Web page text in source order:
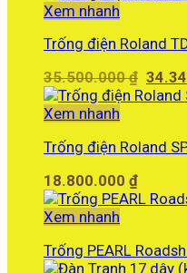
Xem nhanh
Trống điện Roland
35.500.000₫ Giá
gốc
Xem nhanh
Trống điện Roland
18.800.000 ₫
Xem nhanh
Trống PEARL